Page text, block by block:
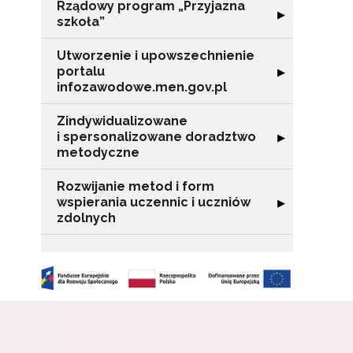
Rządowy program „Przyjazna
szkoła”
Rozwiń sekcję
▶
Utworzenie i upowszechnienie
portalu
infozawodowe.men.gov.pl
Rozwiń sekcję
▶
Zindywidualizowane
i spersonalizowane doradztwo
metodyczne
Rozwiń sekcję
▶
Rozwijanie metod i form
wspierania uczennic i uczniów
zdolnych
Rozwiń sekcję
▶